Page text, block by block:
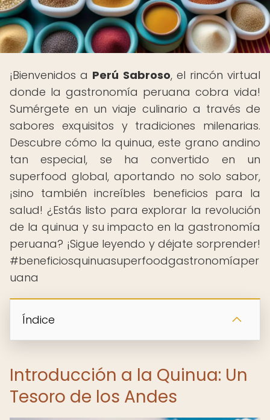
¡Bienvenidos a Perú Sabroso, el rincón virtual
donde la gastronomía peruana cobra vida!
Sumérgete en un viaje culinario a través de
sabores exquisitos y tradiciones milenarias.
Descubre cómo la quinua, este grano andino
tan especial, se ha convertido en un
superfood global, aportando no solo sabor,
¡sino también increíbles beneficios para la
salud! ¿Estás listo para explorar la revolución
de la quinua y su impacto en la gastronomía
peruana? ¡Sigue leyendo y déjate sorprender!
#beneficiosquinuasuperfoodgastronomíaper
uana
Índice
Introducción a la Quinua: Un
Tesoro de los Andes